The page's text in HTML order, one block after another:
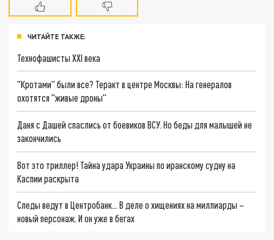
ЧИТАЙТЕ ТАКЖЕ:
Технофашисты XXI века
"Кротами" были все? Теракт в центре Москвы: На генералов
охотятся "живые дроны"
Даня с Дашей спаслись от боевиков ВСУ. Но беды для малышей не
закончились
Вот это триллер! Тайна удара Украины по иранскому судну на
Каспии раскрыта
Следы ведут в Центробанк… В деле о хищениях на миллиарды –
новый персонаж. И он уже в бегах